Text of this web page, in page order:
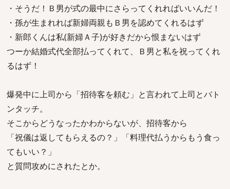
・そうだ！Ｂ男が式の最中にさらってくれればいいんだ！
・孫が生まれれば新婦両親もＢ男を認めてくれるはず
・新郎くんは私(新婦Ａ子)が好きだから恨まないはず
つーか結婚式代全部払ってくれて、Ｂ男と私を祝ってくれ
るはず！
爆発中に上司から「招待客を頼む」と言われて上司とバト
ンタッチ。
そこからどうなったかわからないが、招待客から
「祝儀は返してもらえるの？」「料理代払うからもう食っ
てもいい？」
と質問攻めにされたとか。